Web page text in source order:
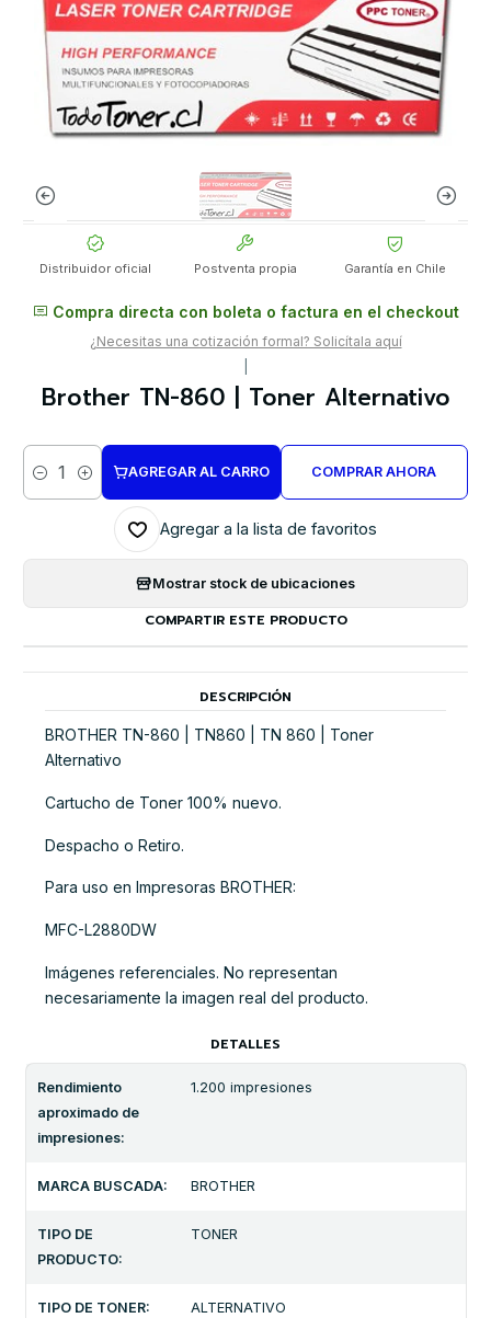
Distribuidor oficial Postventa propia Garantía en Chile
Compra directa con boleta o factura en el checkout
¿Necesitas una cotización formal? Solicítala aquí
Brother TN-860 | Toner Alternativo
Cantidad
AGREGAR AL CARRO COMPRAR AHORA
Agregar a la lista de favoritos
Mostrar stock de ubicaciones
COMPARTIR ESTE PRODUCTO
DESCRIPCIÓN
BROTHER TN-860 | TN860 | TN 860 | Toner
Alternativo
Cartucho de Toner 100% nuevo.
Despacho o Retiro.
Para uso en Impresoras BROTHER:
MFC-L2880DW
Imágenes referenciales. No representan
necesariamente la imagen real del producto.
DETALLES
Rendimiento
aproximado de
impresiones:
1.200 impresiones
MARCA BUSCADA: BROTHER
TIPO DE
PRODUCTO:
TONER
TIPO DE TONER: ALTERNATIVO